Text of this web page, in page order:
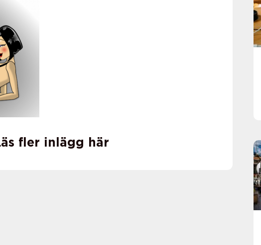
fler inlägg här